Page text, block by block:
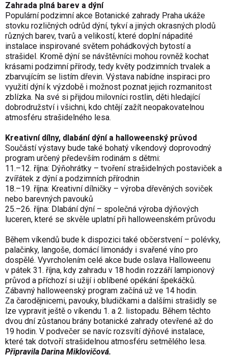
Zahrada plná barev a dýní
Populární podzimní akce Botanické zahrady Praha ukáže
stovku rozličných odrůd dýní, tykví a jiných okrasných plodů
různých barev, tvarů a velikostí, které doplní nápadité
instalace inspirované světem pohádkových bytostí a
strašidel. Kromě dýní se návštěvníci mohou rovněž kochat
krásami podzimní přírody, tedy květy podzimních trvalek a
zbarvujícím se listím dřevin. Výstava nabídne inspiraci pro
využití dýní k výzdobě i možnost poznat jejich rozmanitost
zblízka. Na své si přijdou milovníci rostlin, děti hledající
dobrodružství i všichni, kdo chtějí zažít neopakovatelnou
atmosféru strašidelného lesa.
Kreativní dílny, dlabání dýní a halloweenský průvod
Součástí výstavy bude také bohatý víkendový doprovodný
program určený především rodinám s dětmi:
11.–12. října: Dýňohrátky – tvoření strašidelných postaviček a
zvířátek z dýní a podzimních přírodnin
18.–19. října: Kreativní dílničky – výroba dřevěných soviček
nebo barevných pavouků
25.–26. října: Dlabání dýní – společná výroba dýňových
luceren, které se skvěle uplatní při halloweenském průvodu
Během víkendů bude k dispozici také občerstvení – polévky,
palačinky, langoše, domácí limonády i svařené víno pro
dospělé. Vyvrcholením celé akce bude oslava Halloweenu
v pátek 31. října, kdy zahradu v 18 hodin rozzáří lampionový
průvod a příchozí si užijí i oblíbené opékání špekáčků.
Zábavný halloweenský program začíná už ve 14 hodin.
Za čarodějnicemi, pavouky, bludičkami a dalšími strašidly se
lze vypravit ještě o víkendu 1. a 2. listopadu. Během těchto
dvou dní zůstanou brány botanické zahrady otevřené až do
19 hodin. V podvečer se navíc rozsvítí dýňové instalace,
které tak dotvoří strašidelnou atmosféru setmělého lesa.
Připravila Darina Miklovičová.